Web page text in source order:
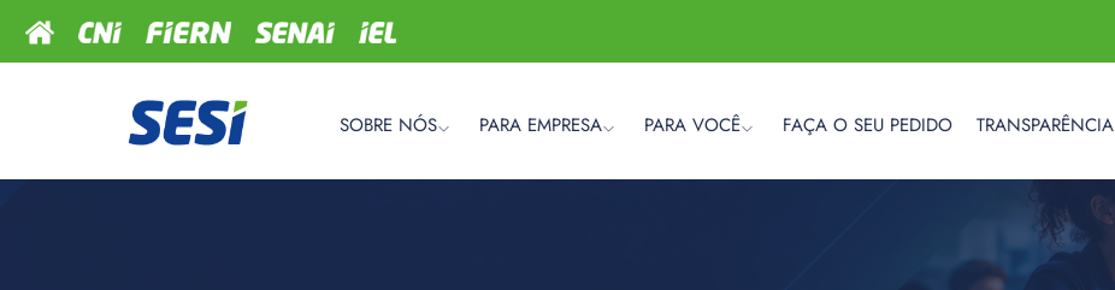
SOBRE NÓS PARA EMPRESA PARA VOCÊ FAÇA O SEU PEDIDO TRANSPARÊNCIA